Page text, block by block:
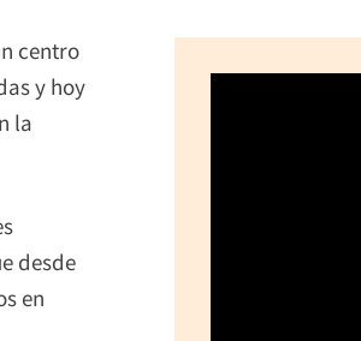
centro
y hoy
la
desde
en